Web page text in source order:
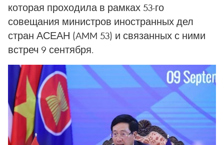
которая проходила в рамках 53-го
совещания министров иностранных дел
стран АСЕАН (AMM 53) и связанных с ними
встреч 9 сентября.